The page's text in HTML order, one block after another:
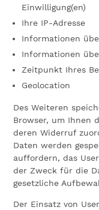
Einwilligung(en)
Ihre IP-Adresse
Informationen
Informationen
Zeitpunkt Ihres
Geolocation
Des Weiteren
Browser, um Ihnen
deren Widerruf
Daten werden
auffordern, das
der Zweck für die
gesetzliche
Der Einsatz von